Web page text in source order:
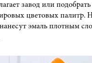
завод или
цветовых палитр.
эмаль плотным